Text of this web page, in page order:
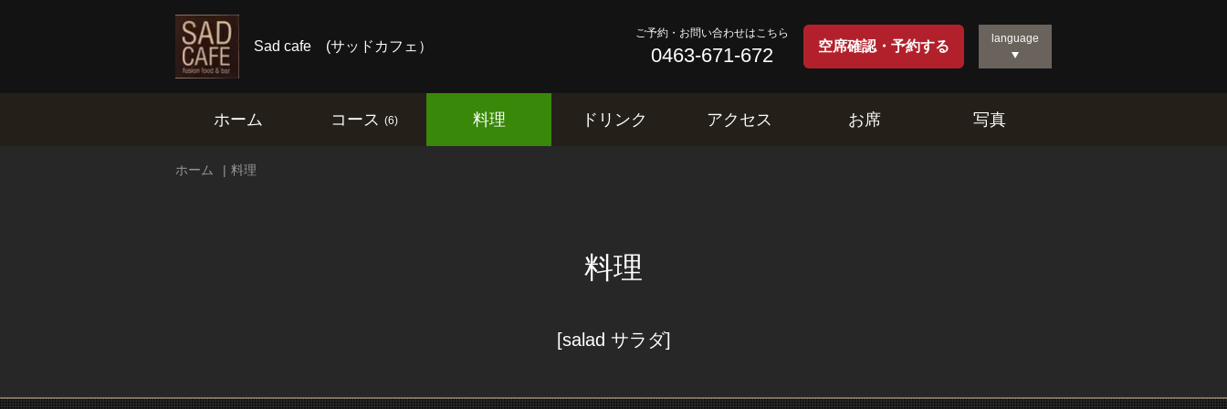
Sad cafe (サッドカフェ）
ご予約・お問い合わせはこちら
0463-671-672 空席確認・予約する language
ホーム コース (6) 料理 ドリンク アクセス お席 写真
ホーム 料理
料理
[salad サラダ]